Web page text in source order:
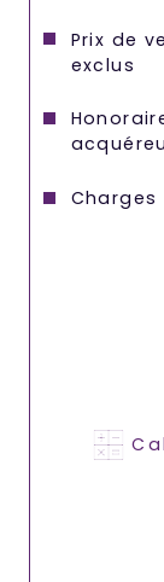
Prix de
exclus
Charges